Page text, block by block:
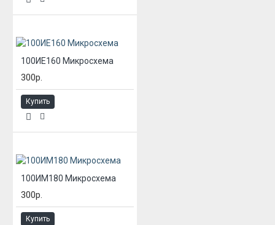
100ИЕ160 Микросхема
300р.
Купить
100ИМ180 Микросхема
300р.
Купить